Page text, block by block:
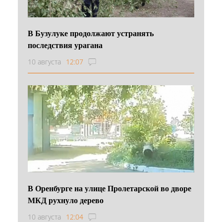
В Бузулуке продолжают устранять
последствия урагана
10 августа 12:07
В Оренбурге на улице Пролетарской во дворе
МКД рухнуло дерево
10 августа 12:04